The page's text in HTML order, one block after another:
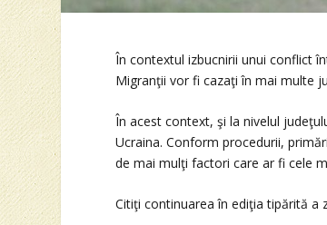
În contextul izbucnirii unui conflict
Migranţii vor fi cazaţi în mai multe
În acest context, şi la nivelul
Ucraina. Conform procedurii,
de mai mulţi factori care ar fi cele
Citiţi continuarea în ediţia tipărită a